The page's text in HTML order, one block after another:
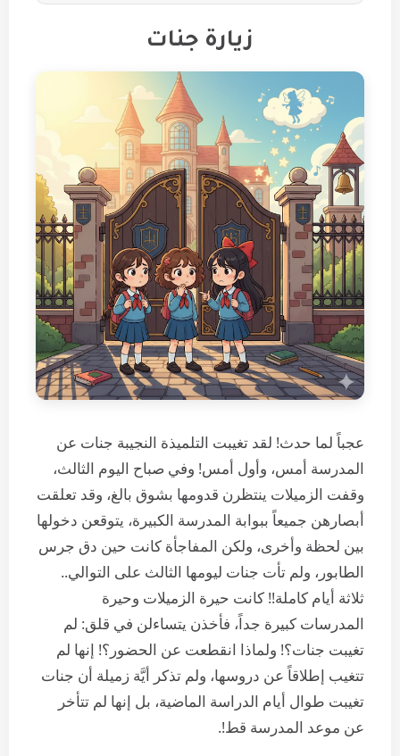
زيارة جنات
عجباً لما حدث! لقد تغيبت التلميذة النجيبة جنات عن
المدرسة أمس، وأول أمس! وفي صباح اليوم الثالث،
وقفت الزميلات ينتظرن قدومها بشوق بالغ، وقد تعلقت
أبصارهن جميعاً ببوابة المدرسة الكبيرة، يتوقعن دخولها
بين لحظة وأخرى، ولكن المفاجأة كانت حين دق جرس
الطابور، ولم تأت جنات ليومها الثالث على التوالي..
ثلاثة أيام كاملة!! كانت حيرة الزميلات وحيرة
المدرسات كبيرة جداً، فأخذن يتساءلن في قلق: لم
تغيبت جنات؟! ولماذا انقطعت عن الحضور؟! إنها لم
تتغيب إطلاقاً عن دروسها، ولم تذكر أيَّة زميلة أن جنات
تغيبت طوال أيام الدراسة الماضية، بل إنها لم تتأخر
عن موعد المدرسة قط!.